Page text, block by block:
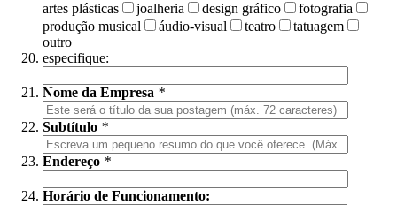
artes plásticas
joalheria design gráfico
fotografia
produção musical
áudio-visual teatro
tatuagem
outro
especifique:
Nome da Empresa *
Subtítulo *
Endereço *
Horário de Funcionamento: